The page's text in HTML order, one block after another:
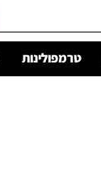
טרמפולינות